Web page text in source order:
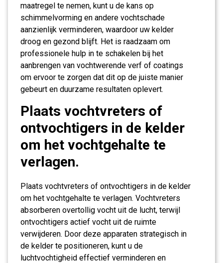
maatregel te nemen, kunt u de kans op
schimmelvorming en andere vochtschade
aanzienlijk verminderen, waardoor uw kelder
droog en gezond blijft. Het is raadzaam om
professionele hulp in te schakelen bij het
aanbrengen van vochtwerende verf of coatings
om ervoor te zorgen dat dit op de juiste manier
gebeurt en duurzame resultaten oplevert.
Plaats vochtvreters of
ontvochtigers in de kelder
om het vochtgehalte te
verlagen.
Plaats vochtvreters of ontvochtigers in de kelder
om het vochtgehalte te verlagen. Vochtvreters
absorberen overtollig vocht uit de lucht, terwijl
ontvochtigers actief vocht uit de ruimte
verwijderen. Door deze apparaten strategisch in
de kelder te positioneren, kunt u de
luchtvochtigheid effectief verminderen en